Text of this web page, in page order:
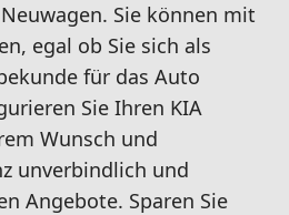
Sie können mit
egal ob Sie sich als
für das Auto
Sie Ihren KIA
Wunsch und
unverbindlich und
Angebote. Sparen Sie